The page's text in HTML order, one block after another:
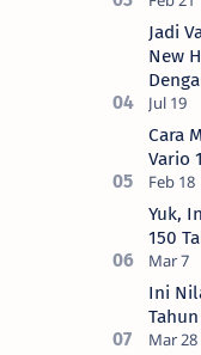
Jadi
New
Cara
Vario
Yuk,
150
Ini